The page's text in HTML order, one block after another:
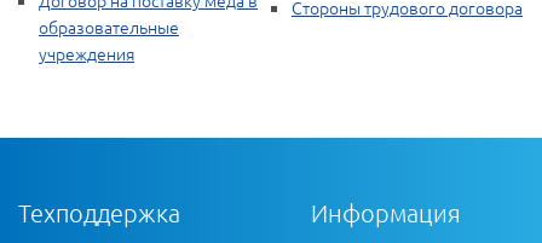
образовательные
учреждения
Стороны трудового договора
Техподдержка Информация